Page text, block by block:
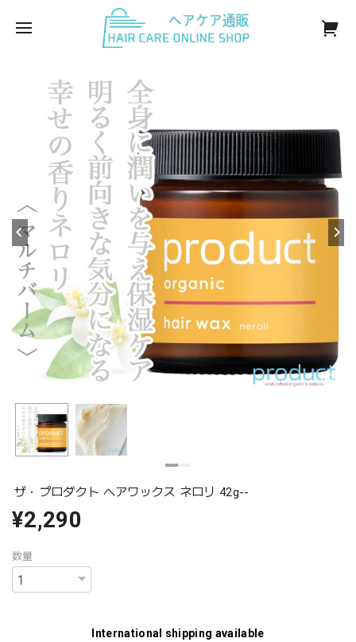
ザ・プロダクト ヘアワックス ネロリ 42g--
¥2,290
数量
International shipping available